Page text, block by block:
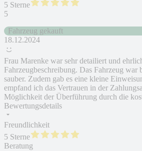
5 Sterne
5
Fahrzeug gekauft
18.12.2024
Frau Marenke war sehr detailiert und
Fahrzeugbeschreibung. Das Fahrzeug war
sauber. Zudem gab es eine kleine
empfand ich das Vertrauen in der
Möglichkeit der Überführung durch die
Bewertungsdetails
Freundlichkeit
5 Sterne
Beratung